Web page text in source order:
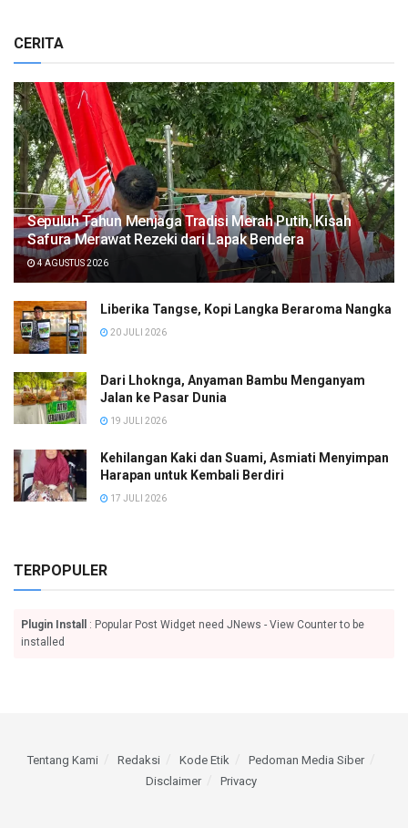
CERITA
Sepuluh Tahun Menjaga Tradisi Merah Putih, Kisah
Safura Merawat Rezeki dari Lapak Bendera
4 AGUSTUS 2026
Liberika Tangse, Kopi Langka Beraroma Nangka
20 JULI 2026
Dari Lhoknga, Anyaman Bambu Menganyam
Jalan ke Pasar Dunia
19 JULI 2026
Kehilangan Kaki dan Suami, Asmiati Menyimpan
Harapan untuk Kembali Berdiri
17 JULI 2026
TERPOPULER
Plugin Install
: Popular Post Widget need JNews - View Counter to be
installed
Tentang Kami Redaksi Kode Etik
Pedoman Media Siber
Disclaimer
Privacy